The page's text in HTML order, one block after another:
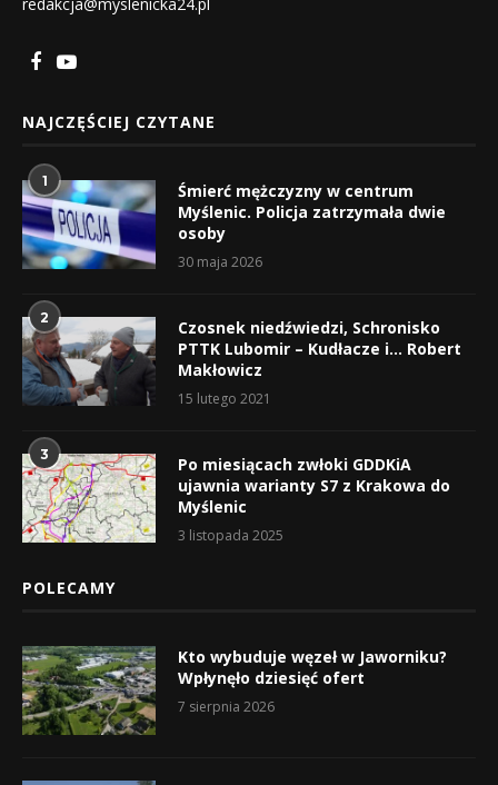
NAJCZĘŚCIEJ CZYTANE
1
Śmierć mężczyzny w centrum
Myślenic. Policja zatrzymała dwie
osoby
30 maja 2026
2
Czosnek niedźwiedzi, Schronisko
PTTK Lubomir – Kudłacze i… Robert
Makłowicz
15 lutego 2021
3
Po miesiącach zwłoki GDDKiA
ujawnia warianty S7 z Krakowa do
Myślenic
3 listopada 2025
POLECAMY
Kto wybuduje węzeł w Jaworniku?
Wpłynęło dziesięć ofert
7 sierpnia 2026